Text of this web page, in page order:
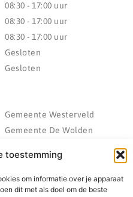
toestemming
om informatie over je apparaat
dit met als doel om de beste
08:30 - 17:00 uur
08:30 - 17:00 uur
08:30 - 17:00 uur
Gesloten
Gesloten
Gemeente Westerveld
Gemeente De Wolden
Heerenveen
Kampen
Emmeloord